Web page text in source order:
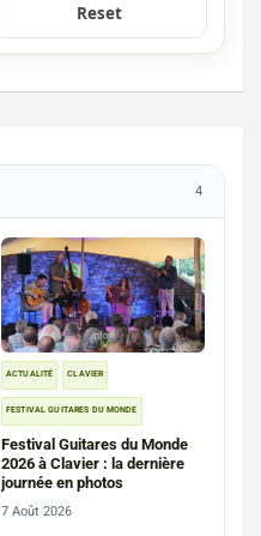
Reset
4
ACTUALITÉ CLAVIER
FESTIVAL GUITARES DU MONDE
Festival Guitares du Monde
2026 à Clavier : la dernière
journée en photos
7 Août 2026